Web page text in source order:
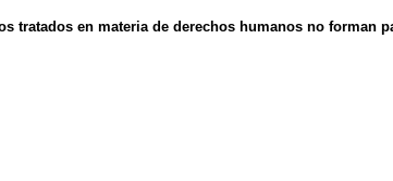
tratados en materia de derechos humanos no